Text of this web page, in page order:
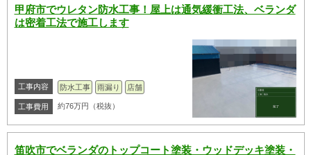
甲府市でウレタン防水工事！屋上は通気緩衝工法、ベランダ
は密着工法で施工します
工事内容 防水工事 雨漏り 店舗
工事費用 約76万円（税抜）
笛吹市でベランダのトップコート塗装・ウッドデッキ塗装・